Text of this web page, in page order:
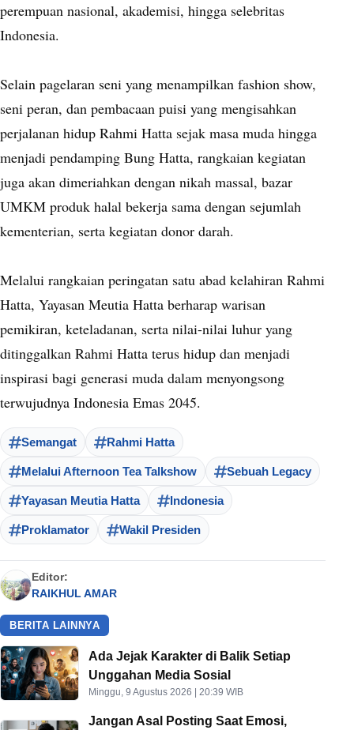
perempuan nasional, akademisi, hingga selebritas
Indonesia.
Selain pagelaran seni yang menampilkan fashion show,
seni peran, dan pembacaan puisi yang mengisahkan
perjalanan hidup Rahmi Hatta sejak masa muda hingga
menjadi pendamping Bung Hatta, rangkaian kegiatan
juga akan dimeriahkan dengan nikah massal, bazar
UMKM produk halal bekerja sama dengan sejumlah
kementerian, serta kegiatan donor darah.
Melalui rangkaian peringatan satu abad kelahiran Rahmi
Hatta, Yayasan Meutia Hatta berharap warisan
pemikiran, keteladanan, serta nilai-nilai luhur yang
ditinggalkan Rahmi Hatta terus hidup dan menjadi
inspirasi bagi generasi muda dalam menyongsong
terwujudnya Indonesia Emas 2045.
Semangat Rahmi Hatta
Melalui Afternoon Tea Talkshow Sebuah Legacy
Yayasan Meutia Hatta Indonesia
Proklamator Wakil Presiden
Editor:
RAIKHUL AMAR
BERITA LAINNYA
Ada Jejak Karakter di Balik Setiap
Unggahan Media Sosial
Minggu, 9 Agustus 2026 | 20:39 WIB
Jangan Asal Posting Saat Emosi,